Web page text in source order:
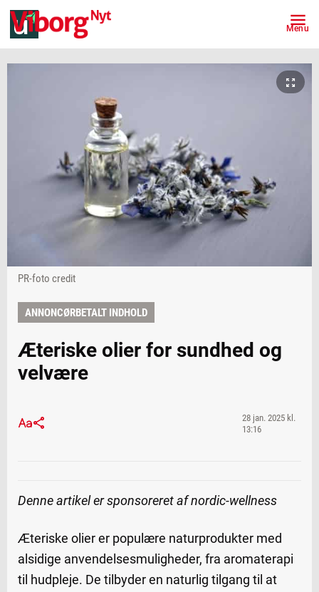
Menu
PR-foto credit
ANNONCØRBETALT INDHOLD
Æteriske olier for sundhed og
velvære
28 jan. 2025 kl.
13:16
Denne artikel er sponsoreret af nordic-wellness
Æteriske olier er populære naturprodukter med
alsidige anvendelsesmuligheder, fra aromaterapi
til hudpleje. De tilbyder en naturlig tilgang til at